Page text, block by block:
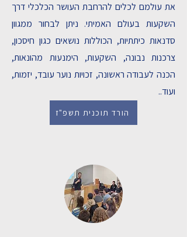
את עולמם לכלים להרחבת העושר הכלכלי דרך
השקעות בעולם האמיתי. ניתן לבחור ממגוון
סדנאות כיתתיות, הכוללות נושאים כגון חיסכון,
צרכנות נבונה, השקעות, הימנעות מהונאות,
הכנה לעבודה ראשונה, זכויות נוער עובד, יזמות,
ועוד..
הורד תוכנית תשפ"ז